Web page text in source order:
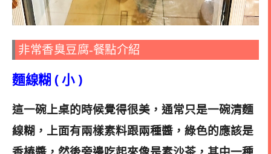
非常香臭豆腐-餐點介紹
麵線糊 ( 小 )
這一碗上桌的時候覺得很美，通常只是一碗清麵
線糊，上面有兩樣素料跟兩種醬，綠色的應該是